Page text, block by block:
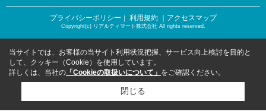
プライバシーポリシー ｜ 利用規約 ｜アクセスマップ
Copyright(c) リアルティマート株式会社 All rights reserved.
当サイトでは、お客様の当サイト利用状況把握、サービス向上検討を目的と
して、クッキー（Cookie）を使用しています。
詳しくは、当社の 「Cookieの取扱いについて」 をご確認ください。
閉じる